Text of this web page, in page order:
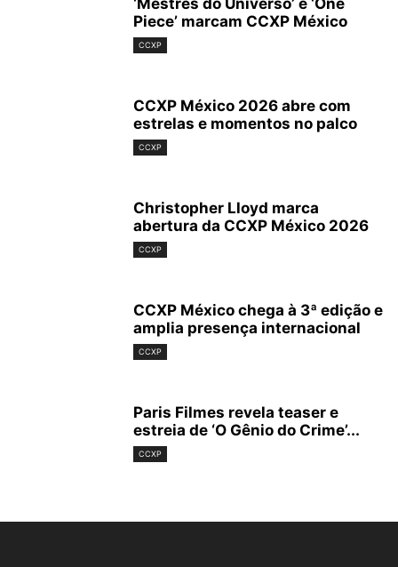
‘Mestres do Universo’ e ‘One
Piece’ marcam CCXP México
CCXP
CCXP México 2026 abre com
estrelas e momentos no palco
CCXP
Christopher Lloyd marca
abertura da CCXP México 2026
CCXP
CCXP México chega à 3ª edição e
amplia presença internacional
CCXP
Paris Filmes revela teaser e
estreia de ‘O Gênio do Crime’...
CCXP